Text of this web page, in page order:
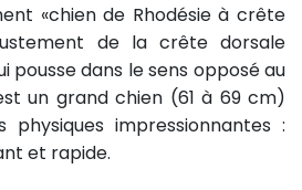
«chien de Rhodésie à crête
de la crête dorsale
pousse dans le sens opposé au
un grand chien (61 à 69 cm)
physiques impressionnantes :
et rapide.